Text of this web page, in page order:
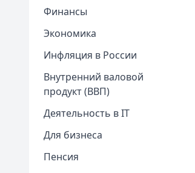
Финансы
Экономика
Инфляция в России
Внутренний валовой
продукт (ВВП)
Деятельность в IT
Для бизнеса
Пенсия